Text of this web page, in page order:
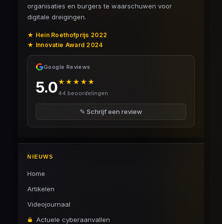
organisaties en burgers te waarschuwen voor
digitale dreigingen.
★ Hein Roethofprijs 2022
★ Innovatie Award 2024
Google Reviews
5.0★★★★★
44 beoordelingen
✎ Schrijf een review
NIEUWS
Home
Artikelen
Videojournaal
Actuele cyberaanvallen